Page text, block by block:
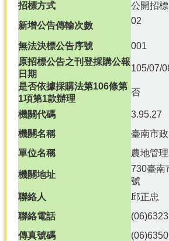
農
熱
資
民
務
行
資
招標方式
公開招標
新增公告傳輸次數
02
無法決標公告序號
001
原招標公告之刊登採購公報
日期
105/07/
是否依據採購法第106條第
1項第1款辦理
否
機關代碼
3.95.27
機關名稱
臺南市
單位名稱
農地管
機關地址
730臺南
號
聯絡人
邱正忠
聯絡電話
傳真號碼